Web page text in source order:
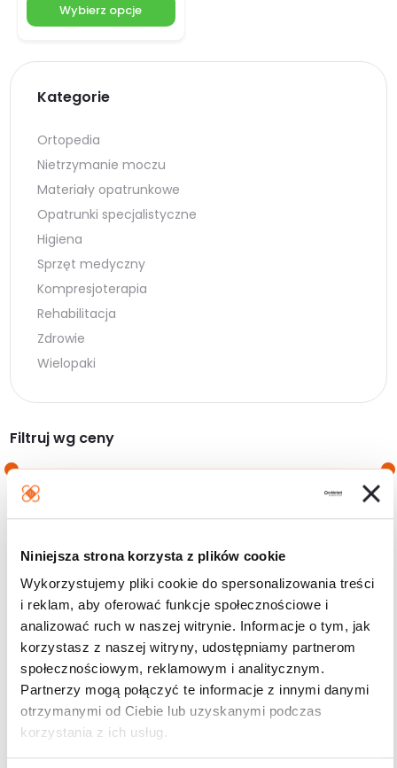
Niniejsza strona korzysta z plików cookie
Wykorzystujemy pliki cookie do spersonalizowania treści
i reklam, aby oferować funkcje społecznościowe i
analizować ruch w naszej witrynie. Informacje o tym, jak
korzystasz z naszej witryny, udostępniamy partnerom
społecznościowym, reklamowym i analitycznym.
Partnerzy mogą połączyć te informacje z innymi danymi
otrzymanymi od Ciebie lub uzyskanymi podczas
korzystania z ich usług.
Wybierz opcje
Kategorie
Ortopedia
Nietrzymanie moczu
Materiały opatrunkowe
Opatrunki specjalistyczne
Higiena
Sprzęt medyczny
Kompresjoterapia
Rehabilitacja
Zdrowie
Wielopaki
Filtruj wg ceny
Filtruj
Darmowa dostawa
od 200zł